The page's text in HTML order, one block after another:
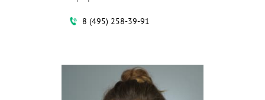
8 (495) 258-39-91